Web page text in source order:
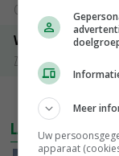
Groningen
Volle melkpoeder
Zuivel NL
LAATSTE NIEUWS
Meer
Uw
apparaat